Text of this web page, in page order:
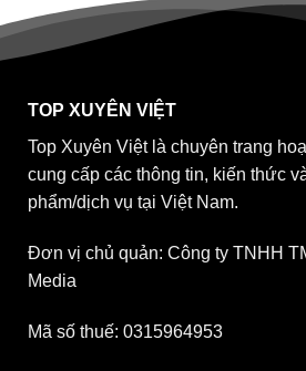
TOP XUYÊN VIỆT
Top Xuyên Việt là chuyên trang
cung cấp các thông tin, kiến thức
phẩm/dịch vụ tại Việt Nam.
Đơn vị chủ quản: Công ty TNHH
Media
Mã số thuế: 0315964953